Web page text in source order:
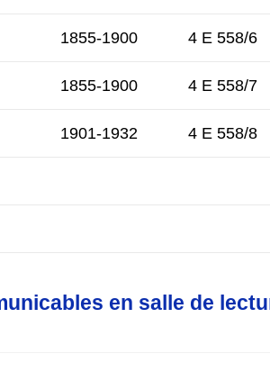
1855-1900 4 E 558/6
1855-1900 4 E 558/7
1901-1932 4 E 558/8
en salle de